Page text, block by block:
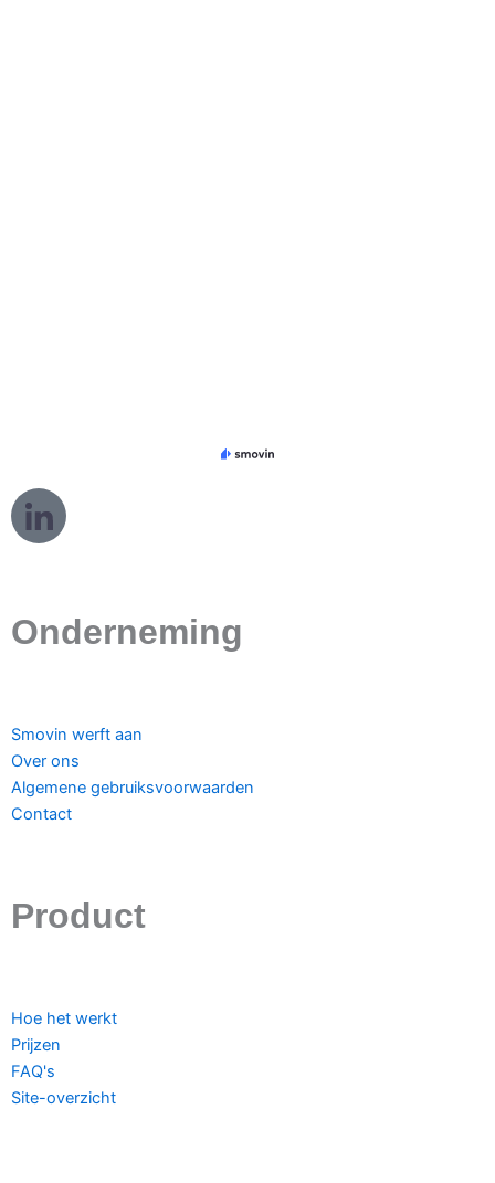
L
o
i
d
i
n
Onderneming
Smovin werft aan
Over ons
Algemene gebruiksvoorwaarden
Contact
Product
Hoe het werkt
Prijzen
FAQ's
Site-overzicht​